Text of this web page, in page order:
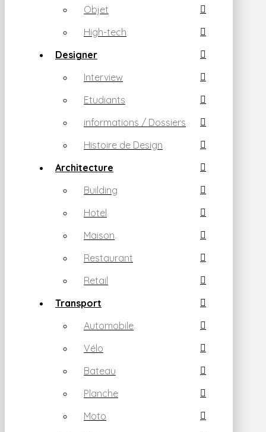
Objet
High-tech
Designer
Interview
Etudiants
informations / Dossiers
Histoire de Design
Architecture
Building
Hotel
Maison
Restaurant
Retail
Transport
Automobile
Vélo
Bateau
Planche
Moto